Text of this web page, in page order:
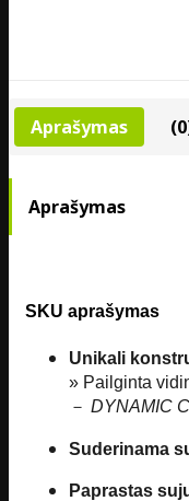
Aprašymas
Aprašymas
SKU aprašymas
Unikali
» Pailginta
－ DYNAMIC
Suderinama
Paprastas